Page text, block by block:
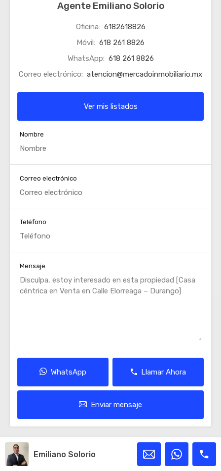
Agente Emiliano Solorio
Oficina: 6182618826
Móvil: 618 261 8826
WhatsApp: 618 261 8826
Correo electrónico: atencion@mercadoinmobiliario.mx
Ver mis listados
Nombre
Correo electrónico
Teléfono
Mensaje
WhatsApp Llamar Ahora
Enviar mensaje
Propiedades Destacadas
Destacado
Emiliano Solorio